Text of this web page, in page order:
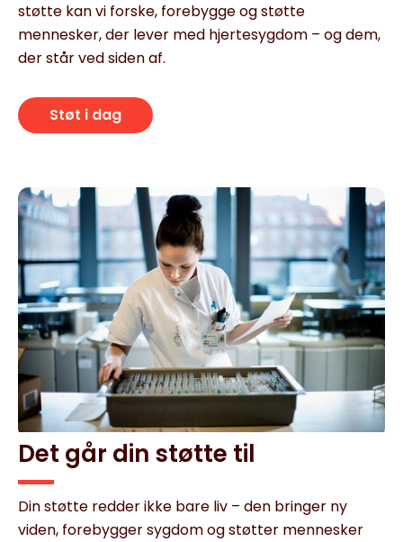
støtte kan vi forske, forebygge og støtte
mennesker, der lever med hjertesygdom – og dem,
der står ved siden af.
Støt i dag
Det går din støtte til
Din støtte redder ikke bare liv – den bringer ny
viden, forebygger sygdom og støtter mennesker